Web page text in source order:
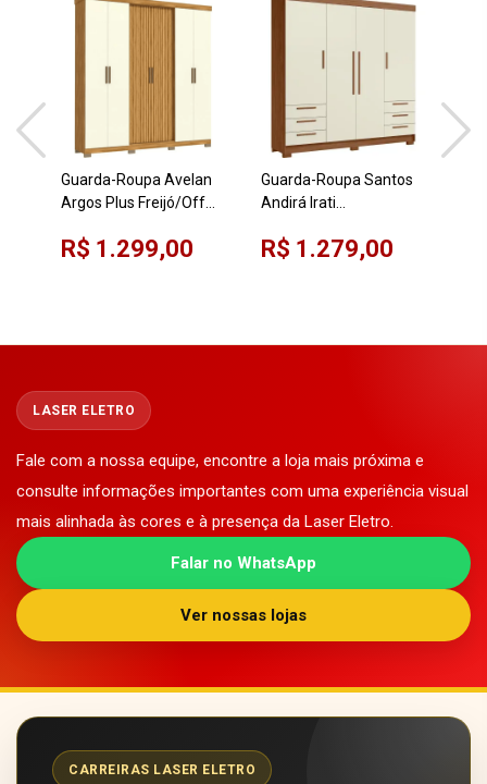
Guarda-Roupa Avelan
Argos Plus Freijó/Off
R$ 1.299,00
Guarda-Roupa Santos
Andirá Irati
R$ 1.279,00
LASER ELETRO
Fale com a nossa equipe, encontre a loja mais próxima e
consulte informações importantes com uma experiência visual
mais alinhada às cores e à presença da Laser Eletro.
Falar no WhatsApp
Ver nossas lojas
CARREIRAS LASER ELETRO